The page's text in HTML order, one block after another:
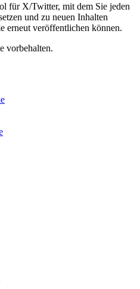
für X/Twitter, mit dem Sie jeden
und zu neuen Inhalten
erneut veröffentlichen können.
vorbehalten.